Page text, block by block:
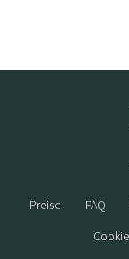
Preise FAQ